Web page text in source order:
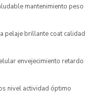
mantenimiento peso
pelaje brillante coat calidad
envejecimiento retardo
nivel actividad óptimo